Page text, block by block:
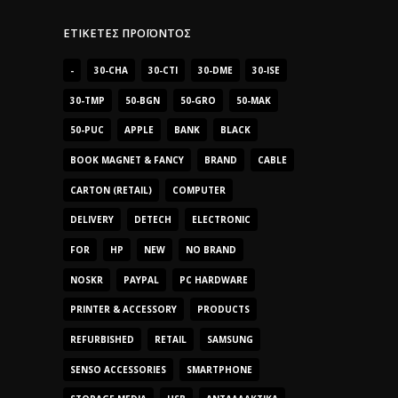
ΕΤΙΚΈΤΕΣ ΠΡΟΪΌΝΤΟΣ
- 30-CHA 30-CTI 30-DME 30-ISE
30-TMP 50-BGN 50-GRO 50-MAK
50-PUC APPLE BANK BLACK
BOOK MAGNET & FANCY BRAND CABLE
CARTON (RETAIL) COMPUTER
DELIVERY DETECH ELECTRONIC
FOR HP NEW NO BRAND
NOSKR PAYPAL PC HARDWARE
PRINTER & ACCESSORY PRODUCTS
REFURBISHED RETAIL SAMSUNG
SENSO ACCESSORIES SMARTPHONE